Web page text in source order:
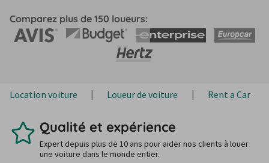
Comparez plus de 150 loueurs:
Location voiture Loueur de voiture Rent a Car
Qualité et expérience
Expert depuis plus de 10 ans pour aider nos clients à louer
une voiture dans le monde entier.